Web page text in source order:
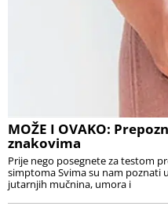
MOŽE I OVAKO:
znakovima
Prije nego posegnete za testom
simptoma Svima su nam
jutarnjih mučnina, umora i